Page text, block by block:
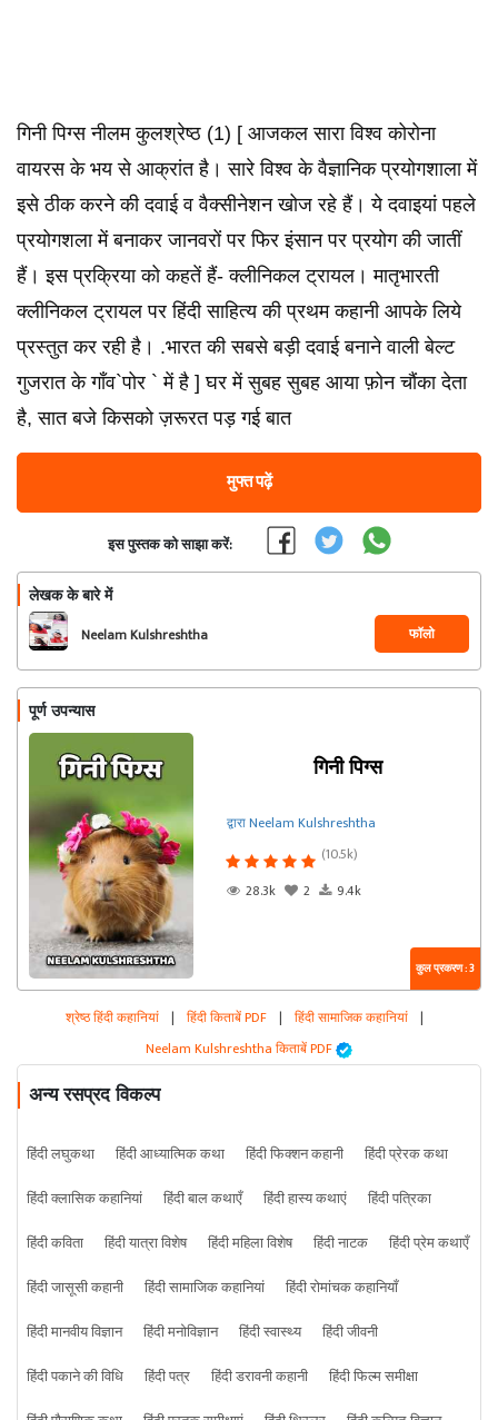
गिनी पिग्स नीलम कुलश्रेष्ठ (1) [ आजकल सारा विश्व कोरोना
वायरस के भय से आक्रांत है। सारे विश्व के वैज्ञानिक प्रयोगशाला में
इसे ठीक करने की दवाई व वैक्सीनेशन खोज रहे हैं। ये दवाइयां पहले
प्रयोगशला में बनाकर जानवरों पर फिर इंसान पर प्रयोग की जातीं
हैं। इस प्रक्रिया को कहतें हैं- क्लीनिकल ट्रायल। मातृभारती
क्लीनिकल ट्रायल पर हिंदी साहित्य की प्रथम कहानी आपके लिये
प्रस्तुत कर रही है। .भारत की सबसे बड़ी दवाई बनाने वाली बेल्ट
गुजरात के गाँव`पोर ` में है ] घर में सुबह सुबह आया फ़ोन चौंका देता
है, सात बजे किसको ज़रूरत पड़ गई बात
मुफ्त पढ़ें
इस पुस्तक को साझा करें:
लेखक के बारे में
Neelam Kulshreshtha फॉलो
पूर्ण उपन्यास
गिनी पिग्स
द्वारा Neelam Kulshreshtha
(10.5k)
28.3k
2 9.4k
कुल प्रकरण : 3
श्रेष्ठ हिंदी कहानियां | हिंदी किताबें PDF | हिंदी सामाजिक कहानियां |
Neelam Kulshreshtha किताबें PDF
अन्य रसप्रद विकल्प
हिंदी लघुकथा हिंदी आध्यात्मिक कथा हिंदी फिक्शन कहानी
हिंदी प्रेरक कथा
हिंदी क्लासिक कहानियां
हिंदी बाल कथाएँ हिंदी हास्य कथाएं
हिंदी पत्रिका
हिंदी कविता
हिंदी यात्रा विशेष हिंदी महिला विशेष हिंदी नाटक
हिंदी प्रेम कथाएँ
हिंदी जासूसी कहानी
हिंदी सामाजिक कहानियां
हिंदी रोमांचक कहानियाँ
हिंदी मानवीय विज्ञान
हिंदी मनोविज्ञान हिंदी स्वास्थ्य
हिंदी जीवनी
हिंदी पकाने की विधि
हिंदी पत्र हिंदी डरावनी कहानी
हिंदी फिल्म समीक्षा